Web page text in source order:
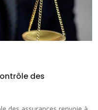
des